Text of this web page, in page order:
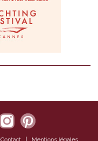
Contact Mentions légales